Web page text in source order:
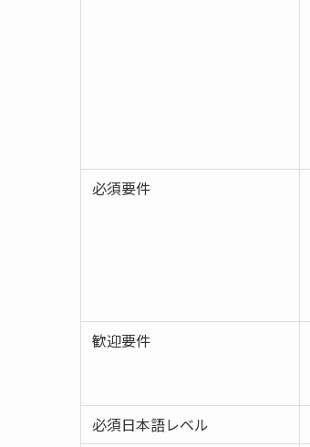
必須要件
歓迎要件
必須日本語レベル